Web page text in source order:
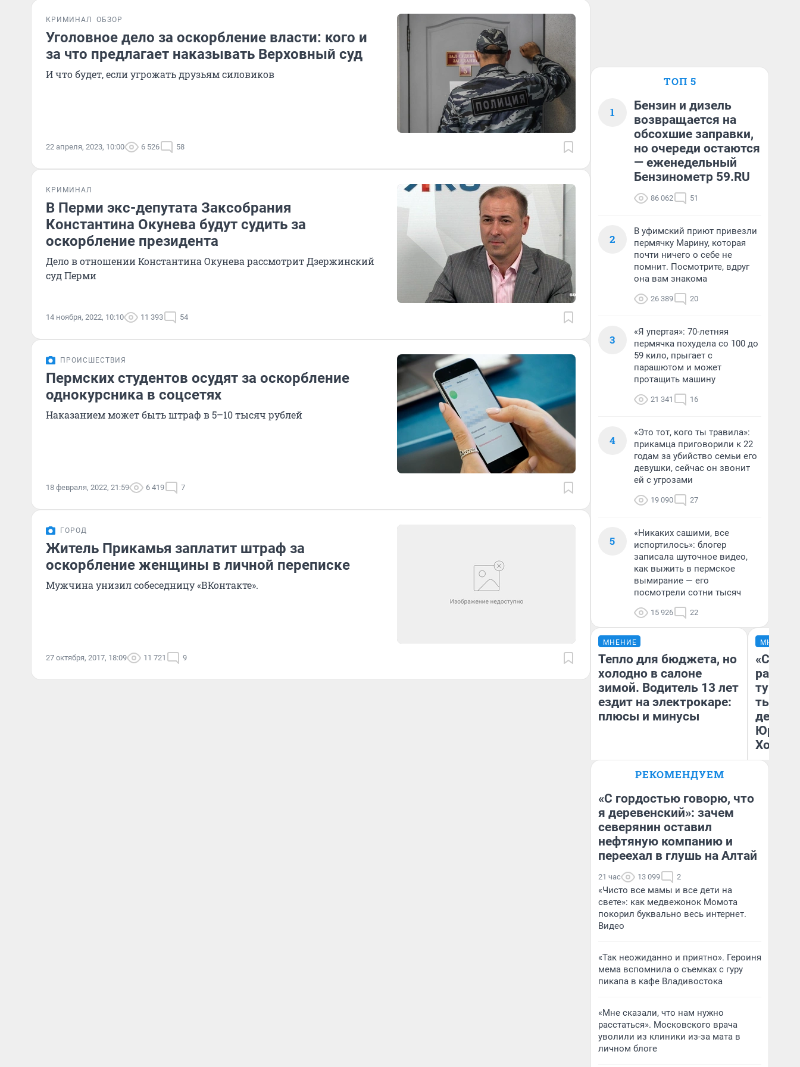
КРИМИНАЛ ОБЗОР
Уголовное дело за оскорбление власти: кого и
за что предлагает наказывать Верховный суд
И что будет, если угрожать друзьям силовиков
22 апреля, 2023, 10:00 6 526 58
КРИМИНАЛ
В Перми экс-депутата Заксобрания
Константина Окунева будут судить за
оскорбление президента
Дело в отношении Константина Окунева рассмотрит Дзержинский
суд Перми
14 ноября, 2022, 10:10 11 393 54
ПРОИСШЕСТВИЯ
Пермских студентов осудят за оскорбление
однокурсника в соцсетях
Наказанием может быть штраф в 5–10 тысяч рублей
18 февраля, 2022, 21:59 6 419 7
ГОРОД
Житель Прикамья заплатит штраф за
оскорбление женщины в личной переписке
Мужчина унизил собеседницу «ВКонтакте».
27 октября, 2017, 18:09 11 721 9
ТОП 5
1
Бензин и дизель
возвращается на
обсохшие заправки,
но очереди остаются
— еженедельный
Бензинометр 59.RU
86 062 51
2
В уфимский приют привезли
пермячку Марину, которая
почти ничего о себе не
помнит. Посмотрите, вдруг
она вам знакома
26 389 20
3
«Я упертая»: 70-летняя
пермячка похудела со 100 до
59 кило, прыгает с
парашютом и может
протащить машину
21 341 16
4
«Это тот, кого ты травила»:
прикамца приговорили к 22
годам за убийство семьи его
девушки, сейчас он звонит
ей с угрозами
19 090 27
5
«Никаких сашими, все
испортилось»: блогер
записала шуточное видео,
как выжить в пермское
вымирание — его
посмотрели сотни тысяч
15 926 22
МНЕНИЕ
Тепло для бюджета, но
холодно в салоне
зимой. Водитель 13 лет
ездит на электрокаре:
плюсы и минусы
Денис Дедюхин
МНЕНИЕ
тысяч,
день
РЕКОМЕНДУЕМ
«С гордостью говорю, что
я деревенский»: зачем
северянин оставил
нефтяную компанию и
переехал в глушь на Алтай
21 час 13 099 2
«Чисто все мамы и все дети на
свете»: как медвежонок Момота
покорил буквально весь интернет.
Видео
«Так неожиданно и приятно». Героиня
мема вспомнила о съемках с гуру
пикапа в кафе Владивостока
«Мне сказали, что нам нужно
расстаться». Московского врача
уволили из клиники из-за мата в
личном блоге